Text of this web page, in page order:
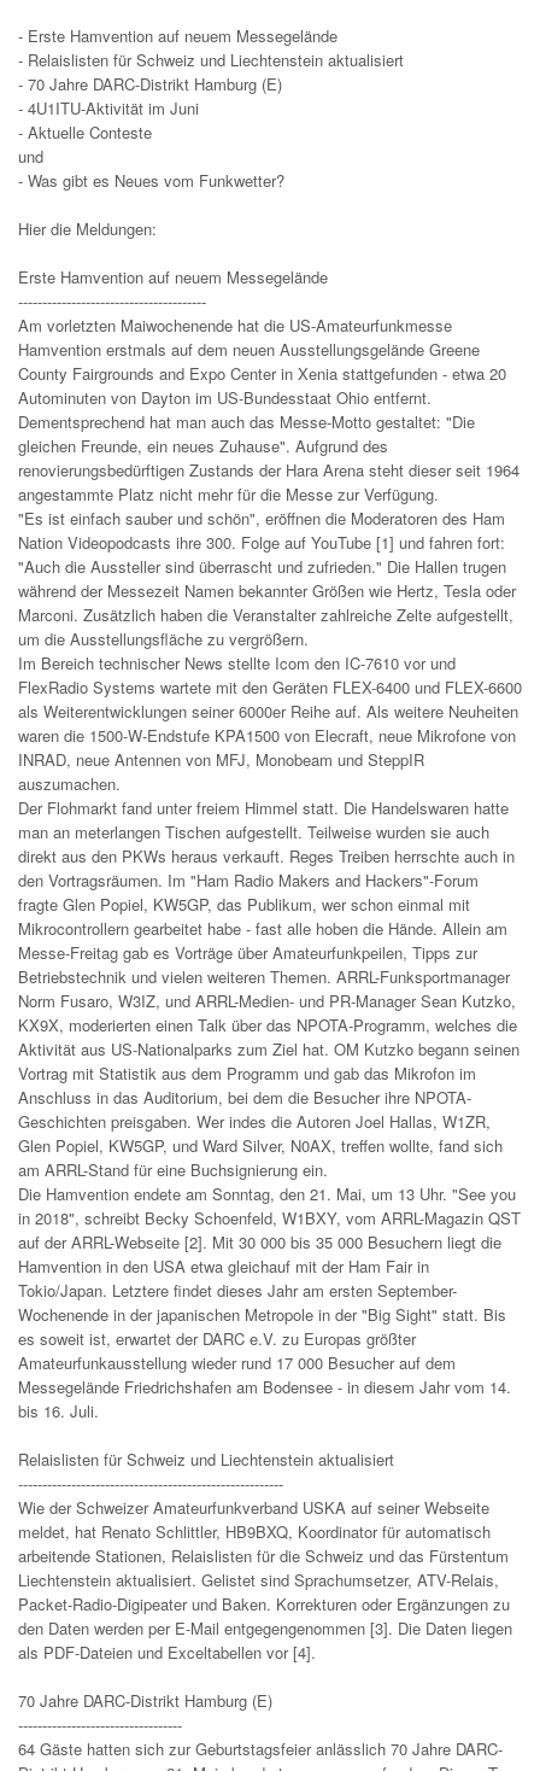
- Erste Hamvention auf neuem Messegelände
- Relaislisten für Schweiz und Liechtenstein aktualisiert
- 70 Jahre DARC-Distrikt Hamburg (E)
- 4U1ITU-Aktivität im Juni
- Aktuelle Conteste
und
- Was gibt es Neues vom Funkwetter?
Hier die Meldungen:
Erste Hamvention auf neuem Messegelände
---------------------------------------
Am vorletzten Maiwochenende hat die US-Amateurfunkmesse
Hamvention erstmals auf dem neuen Ausstellungsgelände Greene
County Fairgrounds and Expo Center in Xenia stattgefunden - etwa 20
Autominuten von Dayton im US-Bundesstaat Ohio entfernt.
Dementsprechend hat man auch das Messe-Motto gestaltet: "Die
gleichen Freunde, ein neues Zuhause". Aufgrund des
renovierungsbedürftigen Zustands der Hara Arena steht dieser seit 1964
angestammte Platz nicht mehr für die Messe zur Verfügung.
"Es ist einfach sauber und schön", eröffnen die Moderatoren des Ham
Nation Videopodcasts ihre 300. Folge auf YouTube [1] und fahren fort:
"Auch die Aussteller sind überrascht und zufrieden." Die Hallen trugen
während der Messezeit Namen bekannter Größen wie Hertz, Tesla oder
Marconi. Zusätzlich haben die Veranstalter zahlreiche Zelte aufgestellt,
um die Ausstellungsfläche zu vergrößern.
Im Bereich technischer News stellte Icom den IC-7610 vor und
FlexRadio Systems wartete mit den Geräten FLEX-6400 und FLEX-6600
als Weiterentwicklungen seiner 6000er Reihe auf. Als weitere Neuheiten
waren die 1500-W-Endstufe KPA1500 von Elecraft, neue Mikrofone von
INRAD, neue Antennen von MFJ, Monobeam und SteppIR
auszumachen.
Der Flohmarkt fand unter freiem Himmel statt. Die Handelswaren hatte
man an meterlangen Tischen aufgestellt. Teilweise wurden sie auch
direkt aus den PKWs heraus verkauft. Reges Treiben herrschte auch in
den Vortragsräumen. Im "Ham Radio Makers and Hackers"-Forum
fragte Glen Popiel, KW5GP, das Publikum, wer schon einmal mit
Mikrocontrollern gearbeitet habe - fast alle hoben die Hände. Allein am
Messe-Freitag gab es Vorträge über Amateurfunkpeilen, Tipps zur
Betriebstechnik und vielen weiteren Themen. ARRL-Funksportmanager
Norm Fusaro, W3IZ, und ARRL-Medien- und PR-Manager Sean Kutzko,
KX9X, moderierten einen Talk über das NPOTA-Programm, welches die
Aktivität aus US-Nationalparks zum Ziel hat. OM Kutzko begann seinen
Vortrag mit Statistik aus dem Programm und gab das Mikrofon im
Anschluss in das Auditorium, bei dem die Besucher ihre NPOTA-
Geschichten preisgaben. Wer indes die Autoren Joel Hallas, W1ZR,
Glen Popiel, KW5GP, und Ward Silver, N0AX, treffen wollte, fand sich
am ARRL-Stand für eine Buchsignierung ein.
Die Hamvention endete am Sonntag, den 21. Mai, um 13 Uhr. "See you
in 2018", schreibt Becky Schoenfeld, W1BXY, vom ARRL-Magazin QST
auf der ARRL-Webseite [2]. Mit 30 000 bis 35 000 Besuchern liegt die
Hamvention in den USA etwa gleichauf mit der Ham Fair in
Tokio/Japan. Letztere findet dieses Jahr am ersten September-
Wochenende in der japanischen Metropole in der "Big Sight" statt. Bis
es soweit ist, erwartet der DARC e.V. zu Europas größter
Amateurfunkausstellung wieder rund 17 000 Besucher auf dem
Messegelände Friedrichshafen am Bodensee - in diesem Jahr vom 14.
bis 16. Juli.
Relaislisten für Schweiz und Liechtenstein aktualisiert
-------------------------------------------------------
Wie der Schweizer Amateurfunkverband USKA auf seiner Webseite
meldet, hat Renato Schlittler, HB9BXQ, Koordinator für automatisch
arbeitende Stationen, Relaislisten für die Schweiz und das Fürstentum
Liechtenstein aktualisiert. Gelistet sind Sprachumsetzer, ATV-Relais,
Packet-Radio-Digipeater und Baken. Korrekturen oder Ergänzungen zu
den Daten werden per E-Mail entgegengenommen [3]. Die Daten liegen
als PDF-Dateien und Exceltabellen vor [4].
70 Jahre DARC-Distrikt Hamburg (E)
----------------------------------
64 Gäste hatten sich zur Geburtstagsfeier anlässlich 70 Jahre DARC-